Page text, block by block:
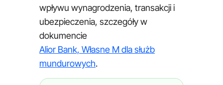
wpływu wynagrodzenia, transakcji i
ubezpieczenia, szczegóły w
dokumencie
Alior Bank, Własne M dla służb
mundurowych.